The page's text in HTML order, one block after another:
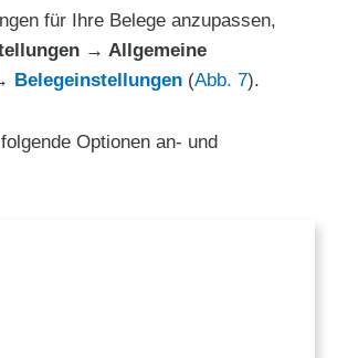
für Ihre Belege anzupassen,
→ Allgemeine
Belegeinstellungen (Abb. 7).
Optionen an- und